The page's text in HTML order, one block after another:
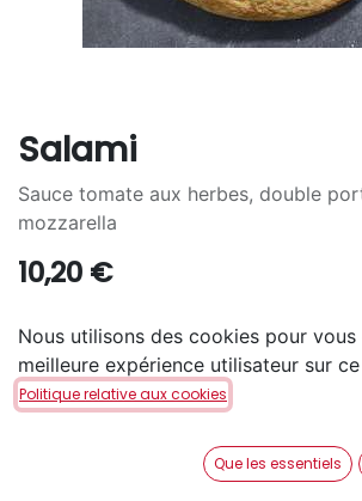
Salami
Sauce tomate aux herbes, double
mozzarella
10,20 €
TAILLE
S M + 7,30€ L + 15,10
Nous utilisons des cookies pour
meilleure expérience utilisateur sur
Politique relative aux cookies
Que les essentiels